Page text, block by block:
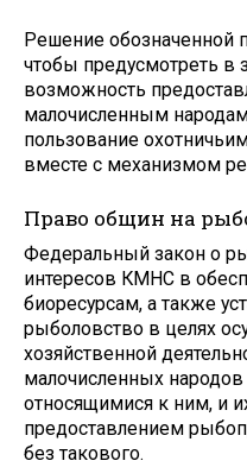
Решение обозначенной
чтобы предусмотреть в
возможность
малочисленным
пользование
вместе с механизмом
Право общин на
Федеральный закон о
интересов КМНС в
биоресурсам, а также
рыболовство в целях
хозяйственной
малочисленных
относящимися к ним, и
предоставлением
без такового.